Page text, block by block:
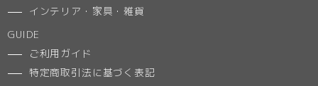
インテリア・家具・雑貨
GUIDE
ご利用ガイド
特定商取引法に基づく表記